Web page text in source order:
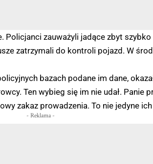
Policjanci zauważyli jadące zbyt szybko
zatrzymali do kontroli pojazd. W
bazach podane im dane,
Ten wybieg się im nie udał. Panie
zakaz prowadzenia. To nie jedyne
- Reklama -